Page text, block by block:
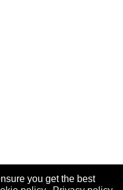
you get the best